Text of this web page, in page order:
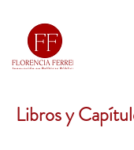
Libros y